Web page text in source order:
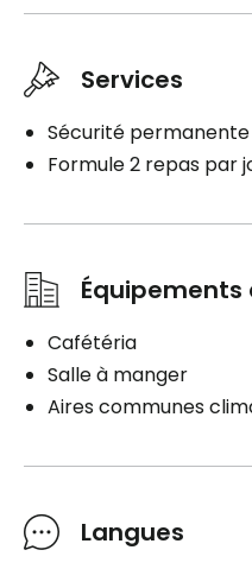
Services
Sécurité
Formule 2 repas par
Cafétéria
Salle à manger
Aires communes
Langues